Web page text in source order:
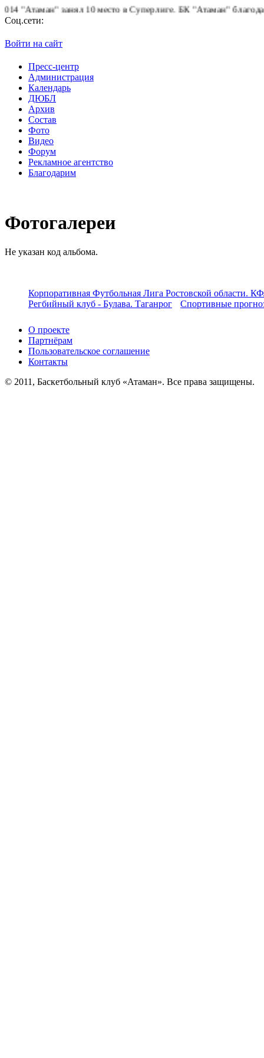
занял 10 место в Суперлиге.БК "Атаман" благодарит
Соц.сети:
Войти на сайт
Пресс-центр
Администрация
Календарь
ДЮБЛ
Архив
Состав
Фото
Видео
Форум
Рекламное агентство
Благодарим
Фотогалереи
Не указан код альбома.
Корпоративная Футбольная Лига Ростовской области.
Регбийный клуб - Булава. Таганрог
Спортивные
О проекте
Партнёрам
Пользовательское соглашение
Контакты
© 2011, Баскетбольный клуб «Атаман». Все права защищены.